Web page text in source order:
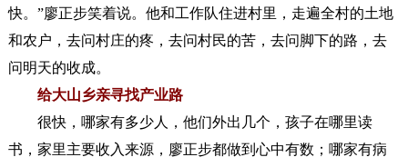
快。”廖正步笑着说。他和工作队住进村里，走遍全村的土地
和农户，去问村庄的疼，去问村民的苦，去问脚下的路，去
问明天的收成。
给大山乡亲寻找产业路
很快，哪家有多少人，他们外出几个，孩子在哪里读
书，家里主要收入来源，廖正步都做到心中有数；哪家有病